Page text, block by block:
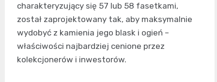
charakteryzujący się 57 lub 58 fasetkami,
został zaprojektowany tak, aby maksymalnie
wydobyć z kamienia jego blask i ogień –
właściwości najbardziej cenione przez
kolekcjonerów i inwestorów.